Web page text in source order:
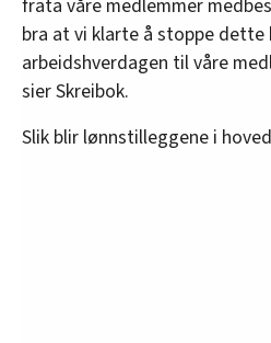
frata våre medlemmer
bra at vi klarte å stoppe
arbeidshverdagen til våre
sier Skreibok.
Slik blir lønnstilleggene i